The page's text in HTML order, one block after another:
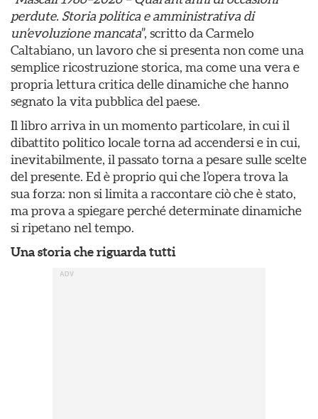
perdute. Storia politica e amministrativa di
un’evoluzione mancata”, scritto da Carmelo
Caltabiano, un lavoro che si presenta non come una
semplice ricostruzione storica, ma come una vera e
propria lettura critica delle dinamiche che hanno
segnato la vita pubblica del paese.
Il libro arriva in un momento particolare, in cui il
dibattito politico locale torna ad accendersi e in cui,
inevitabilmente, il passato torna a pesare sulle scelte
del presente. Ed è proprio qui che l’opera trova la
sua forza: non si limita a raccontare ciò che è stato,
ma prova a spiegare perché determinate dinamiche
si ripetano nel tempo.
Una storia che riguarda tutti